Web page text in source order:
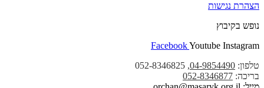
הצהרת נגישות
נופש בקיבוץ
FacebookYoutube Instagram
טלפון: 04-9854490
, 052-8346825
בריכה: 052-8346877